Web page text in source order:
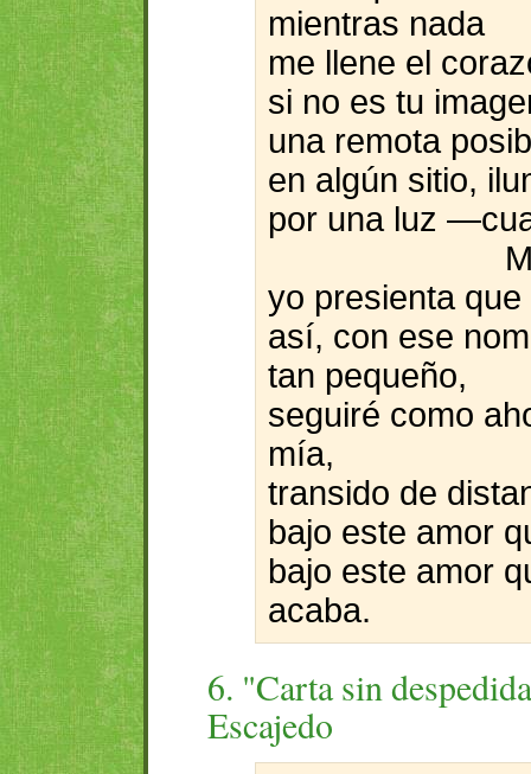
mientras nada
me llene el
si no es tu
una remota
en algún sitio,
por una luz
yo presienta
así, con ese
tan pequeño,
seguiré como
mía,
transido de
bajo este amor
bajo este amor
acaba.
6. "Carta sin
Escajedo